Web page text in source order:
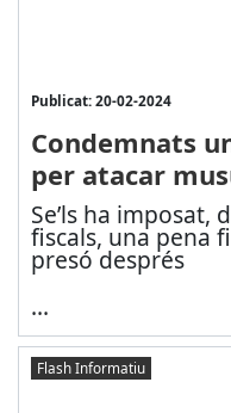
Publicat: 20-02-2024
Condemnats
per atacar
Se’ls ha imposat,
fiscals, una pena
presó després
...
Flash Informatiu